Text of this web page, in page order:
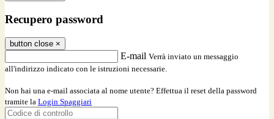
Recupero password
button close ×
E-mail Verrà inviato un messaggio
all'indirizzo indicato con le istruzioni necessarie.
Non hai una e-mail associata al nome utente? Effettua il reset della password
tramite la Login Spaggiari